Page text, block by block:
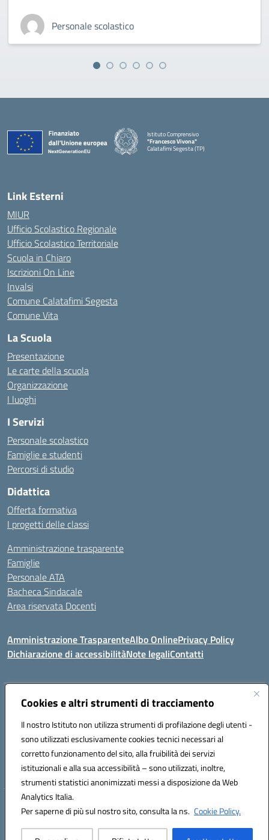
Cookies e altri strumenti di tracciamento
Il nostro Istituto non utilizza strumenti di profilazione degli utenti -
sono utilizzati esclusivamente cookies tecnici necessari al
corretto funzionamento del sito, alla fruibilità dei servizi
istituzionali e alla sua accessibilità – sono utilizzati, inoltre,
strumenti statistici anonimizzati messi a disposizione da Web
Analytics Italia.
Per saperne di più sul nostro sito, consulta la ns. Cookie Policy.
Personale scolastico
Istituto Comprensivo
"Francesco Vivona"
Calatafimi Segesta (TP)
— Visita la pagina iniziale della scuola
Link Esterni
MIUR
Ufficio Scolastico Regionale
Ufficio Scolastico Territoriale
Scuola in Chiaro
Iscrizioni On Line
Invalsi
Comune Calatafimi Segesta
Comune Vita
La Scuola
Presentazione
Le carte della scuola
Organizzazione
I luoghi
I Servizi
Personale scolastico
Famiglie e studenti
Percorsi di studio
Didattica
Offerta formativa
I progetti delle classi
Amministrazione trasparente
Famiglie
Personale ATA
Bacheca Sindacale
Area riservata Docenti
Amministrazione TrasparenteAlbo OnlinePrivacy Policy
Dichiarazione di accessibilitàNote legaliContatti
Indirizzo:C/da Santa Maria, s.n.c. – 91013 Calatafimi Segesta (TP)
Posta elettronica certificata (PEC):TPIC81300B@pec.istruzione.it
Codice fiscale: 80004430817
Codice meccanografico: TPIC81300B
Hosting & Powered by 3D Solution S.r.l.
Concept & Design by Designers Italia